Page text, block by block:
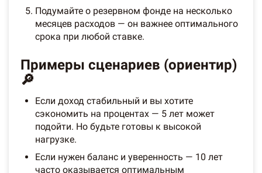
Подумайте о резервном фонде на несколько
месяцев расходов — он важнее оптимального
срока при любой ставке.
Примеры сценариев (ориентир)
🔎
Если доход стабильный и вы хотите
сэкономить на процентах — 5 лет может
подойти. Но будьте готовы к высокой
нагрузке.
Если нужен баланс и уверенность — 10 лет
часто оказывается оптимальным